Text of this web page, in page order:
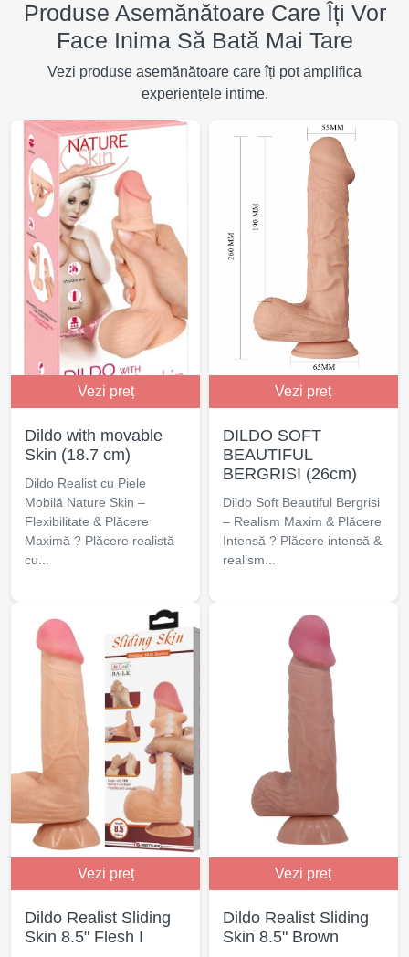
Produse Asemănătoare Care Îți Vor
Face Inima Să Bată Mai Tare
Vezi produse asemănătoare care îți pot amplifica
experiențele intime.
Vezi preț
Dildo with movable
Skin (18.7 cm)
Dildo Realist cu Piele
Mobilă Nature Skin –
Flexibilitate & Plăcere
Maximă ? Plăcere realistă
cu...
Vezi preț
DILDO SOFT
BEAUTIFUL
BERGRISI (26cm)
Dildo Soft Beautiful Bergrisi
– Realism Maxim & Plăcere
Intensă ? Plăcere intensă &
realism...
Vezi preț
Dildo Realist Sliding
Skin 8.5" Flesh I
Vezi preț
Dildo Realist Sliding
Skin 8.5" Brown